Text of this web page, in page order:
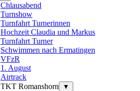
Chlausabend
Turnshow
Turnfahrt Turnerinnen
Hochzeit Claudia und Markus
Turnfahrt Turner
Schwimmen nach Ermatingen
VFzR
1. August
Airtrack
TKT Romanshorn
▼